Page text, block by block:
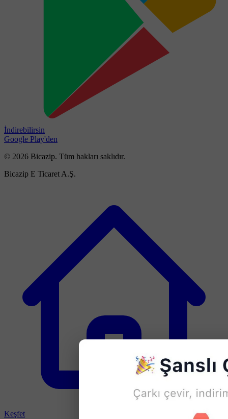
İndirebilirsin
Google Play'den
© 2026 Bicazip. Tüm hakları saklıdır.
Bicazip E Ticaret A.Ş.
Keşfet